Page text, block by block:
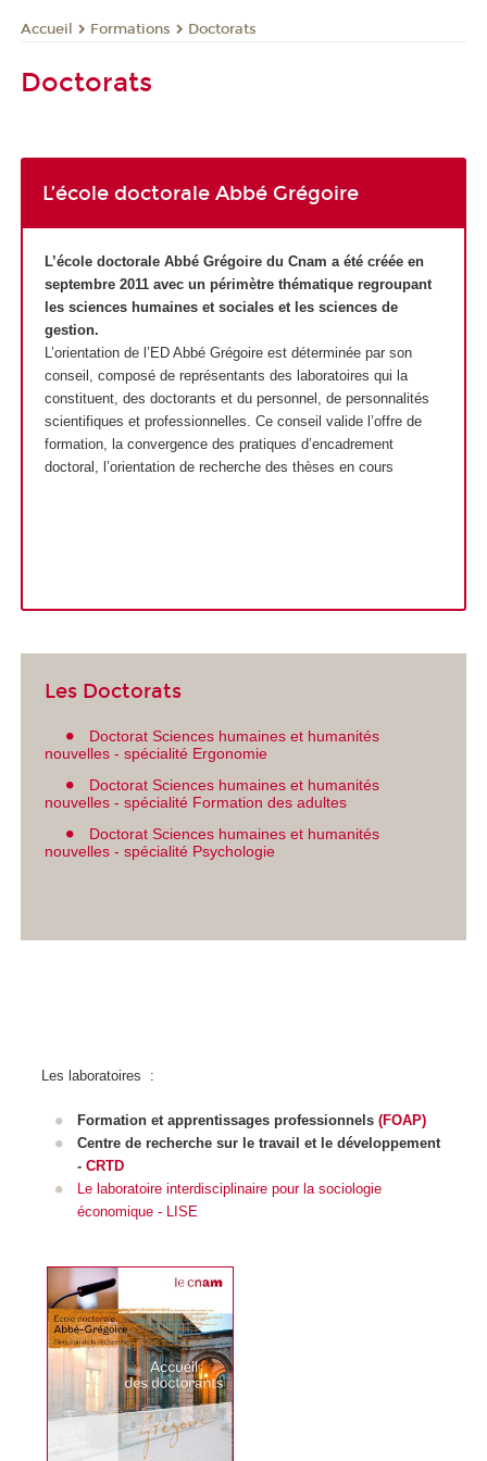
Accueil Formations Doctorats
Doctorats
L’école doctorale Abbé Grégoire
L’école doctorale Abbé Grégoire du Cnam a été créée en
septembre 2011 avec un périmètre thématique regroupant
les sciences humaines et sociales et les sciences de
gestion.
L’orientation de l’ED Abbé Grégoire est déterminée par son
conseil, composé de représentants des laboratoires qui la
constituent, des doctorants et du personnel, de personnalités
scientifiques et professionnelles. Ce conseil valide l’offre de
formation, la convergence des pratiques d’encadrement
doctoral, l’orientation de recherche des thèses en cours
Les Doctorats
Doctorat Sciences humaines et humanités
nouvelles - spécialité Ergonomie
Doctorat Sciences humaines et humanités
nouvelles - spécialité Formation des adultes
Doctorat Sciences humaines et humanités
nouvelles - spécialité Psychologie
Les laboratoires :
Formation et apprentissages professionnels (FOAP)
Centre de recherche sur le travail et le développement
- CRTD
Le laboratoire interdisciplinaire pour la sociologie
économique - LISE